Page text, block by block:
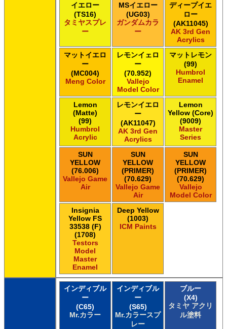
イエロー
(TS16)
タミヤスプレ
ー
MSイエロー
(UG03)
ガンダムカラ
ー
ディープイエ
ロー
(AK11045)
AK 3rd Gen
Acrylics
マットイエロ
ー
(MC004)
Meng Color
レモンイェロ
ー
(70.952)
Vallejo
Model Color
マットレモン
(99)
Humbrol
Enamel
Lemon
(Matte)
(99)
Humbrol
Acrylic
レモンイエロ
ー
(AK11047)
AK 3rd Gen
Acrylics
Lemon
Yellow (Core)
(9009)
Master
Series
SUN
YELLOW
(76.006)
Vallejo Game
Air
SUN
YELLOW
(PRIMER)
(70.629)
Vallejo Game
Air
SUN
YELLOW
(PRIMER)
(70.629)
Vallejo
Model Color
Insignia
Yellow FS
33538 (F)
(1708)
Testors
Model
Master
Enamel
Deep Yellow
(1003)
ICM Paints
インディブル
ー
(C65)
Mr.カラー
インディブル
ー
(S65)
Mr.カラースプ
レー
ブルー
(X4)
タミヤ アクリ
ル塗料